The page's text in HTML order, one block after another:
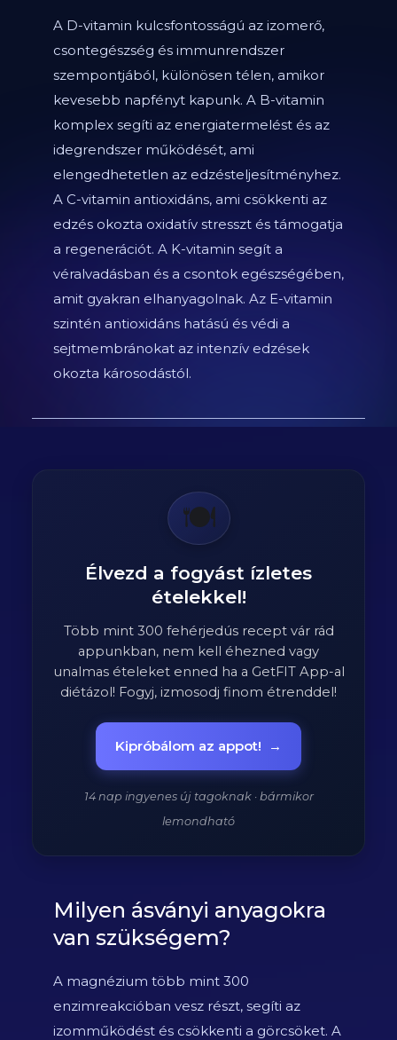
A D-vitamin kulcsfontosságú az izomerő,
csontegészség és immunrendszer
szempontjából, különösen télen, amikor
kevesebb napfényt kapunk. A B-vitamin
komplex segíti az energiatermelést és az
idegrendszer működését, ami
elengedhetetlen az edzésteljesítményhez.
A C-vitamin antioxidáns, ami csökkenti az
edzés okozta oxidatív stresszt és támogatja
a regenerációt. A K-vitamin segít a
véralvadásban és a csontok egészségében,
amit gyakran elhanyagolnak. Az E-vitamin
szintén antioxidáns hatású és védi a
sejtmembránokat az intenzív edzések
okozta károsodástól.
🍽️
Élvezd a fogyást ízletes
ételekkel!
Több mint 300 fehérjedús recept vár rád
appunkban, nem kell éhezned vagy
unalmas ételeket enned ha a GetFIT App-al
diétázol! Fogyj, izmosodj finom étrenddel!
Kipróbálom az appot! →
14 nap ingyenes új tagoknak · bármikor
lemondható
Milyen ásványi anyagokra
van szükségem?
A magnézium több mint 300
enzimreakcióban vesz részt, segíti az
izomműködést és csökkenti a görcsöket. A